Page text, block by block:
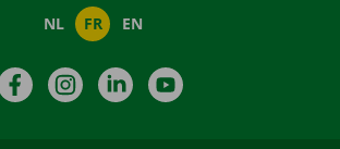
NL FR EN
FacebookInstagramLinkedIn